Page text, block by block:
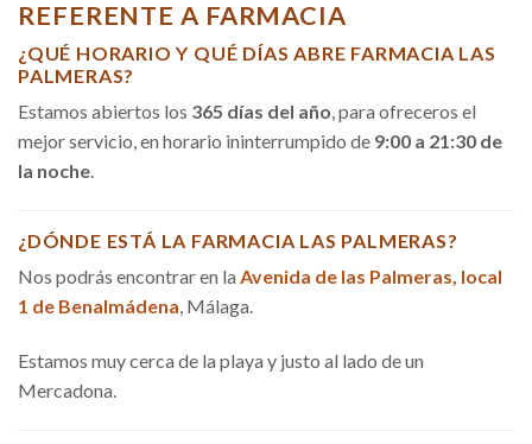
REFERENTE A FARMACIA
¿QUÉ HORARIO Y QUÉ DÍAS ABRE FARMACIA LAS
PALMERAS?
Estamos abiertos los 365 días del año, para ofreceros el
mejor servicio, en horario ininterrumpido de 9:00 a 21:30 de
la noche.
¿DÓNDE ESTÁ LA FARMACIA LAS PALMERAS?
Nos podrás encontrar en la Avenida de las Palmeras, local
1 de Benalmádena, Málaga.
Estamos muy cerca de la playa y justo al lado de un
Mercadona.